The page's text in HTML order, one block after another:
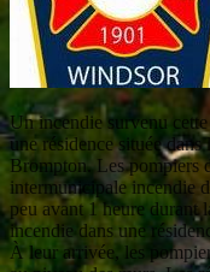
Un incendie survenu
une résidence située
Brompton. Les pompiers
intermunicipale incendie
peu avant 1 heure durant
incendie dans une
À leur arrivée, les